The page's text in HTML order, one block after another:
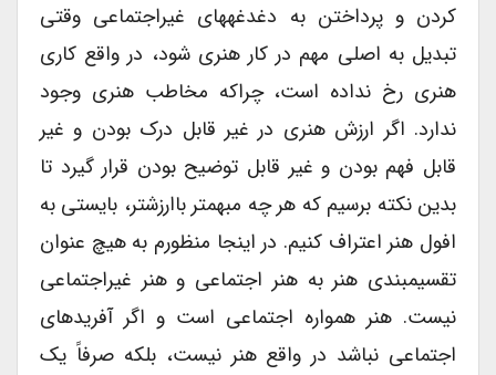
کردن و پرداختن به دغدغه­های غیراجتماعی وقتی
تبدیل به اصلی مهم در کار هنری شود، در واقع کاری
هنری رخ نداده است، چراکه مخاطب هنری وجود
ندارد. اگر ارزش هنری در غیر قابل درک بودن و غیر
قابل فهم بودن و غیر قابل توضیح بودن قرار گیرد تا
بدین نکته برسیم که هر چه مبهم­تر باارزش­تر، بایستی به
افول هنر اعتراف کنیم. در اینجا منظورم به هیچ عنوان
تقسیم­بندی هنر به هنر اجتماعی و هنر غیراجتماعی
نیست. هنر همواره اجتماعی است و اگر آفریده­ای
اجتماعی نباشد در واقع هنر نیست، بلکه صرفاً یک